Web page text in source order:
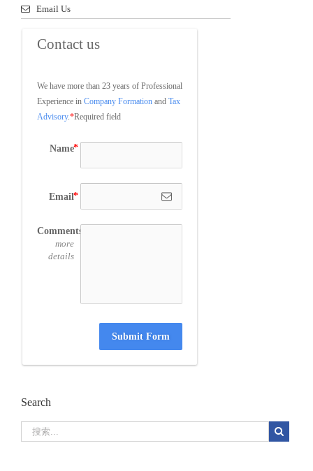
Email Us
Contact us
We have more than 23 years of Professional
Experience in Company Formation and Tax
Advisory.*Required field
Name
Email
Comments
more
details
Submit Form
Search